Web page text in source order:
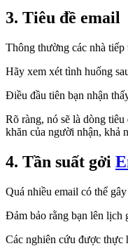
3. Tiêu đề email
Thông thường các nhà
Hãy xem xét tình huống
Điều đầu tiên bạn nhận
Rõ ràng, nó sẽ là dòng
khăn của người nhận, khả
4. Tần suất gởi
Quá nhiều email có thể
Đảm bảo rằng bạn lên lịch
Các nghiên cứu được thực